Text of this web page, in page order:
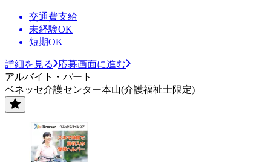
交通費支給
未経験OK
短期OK
詳細を見る
応募画面に進む
アルバイト・パート
ベネッセ介護センター本山(介護福祉士限定)